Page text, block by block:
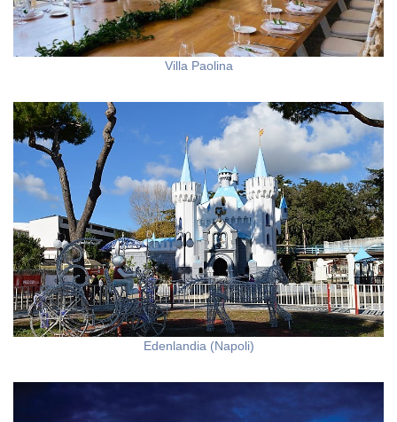
Villa Paolina
Edenlandia (Napoli)